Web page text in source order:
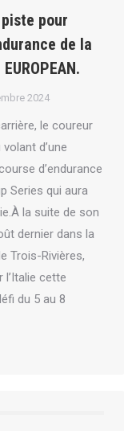
pour
de la
2024
le coureur
d’une
d’endurance
Series qui aura
la suite de son
dernier dans la
Trois-Rivières,
l’Italie cette
du 5 au 8